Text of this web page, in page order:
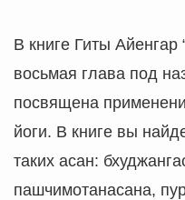
В книге Гиты
восьмая глава под
посвящена
йоги. В книге вы
таких асан:
пашчимотанасана,